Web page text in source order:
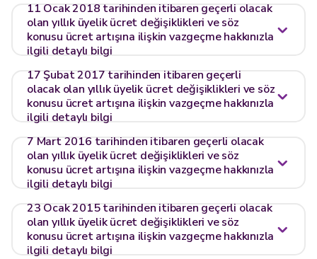
11 Ocak 2018 tarihinden itibaren geçerli olacak
olan yıllık üyelik ücret değişiklikleri ve söz
konusu ücret artışına ilişkin vazgeçme hakkınızla
ilgili detaylı bilgi
17 Şubat 2017 tarihinden itibaren geçerli
olacak olan yıllık üyelik ücret değişiklikleri ve söz
konusu ücret artışına ilişkin vazgeçme hakkınızla
ilgili detaylı bilgi
7 Mart 2016 tarihinden itibaren geçerli olacak
olan yıllık üyelik ücret değişiklikleri ve söz
konusu ücret artışına ilişkin vazgeçme hakkınızla
ilgili detaylı bilgi
23 Ocak 2015 tarihinden itibaren geçerli olacak
olan yıllık üyelik ücret değişiklikleri ve söz
konusu ücret artışına ilişkin vazgeçme hakkınızla
ilgili detaylı bilgi